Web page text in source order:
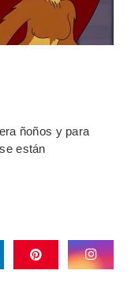
ñoños y para
están